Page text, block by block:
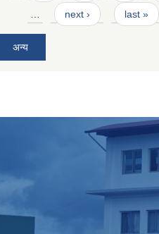
next › last »
अन्य